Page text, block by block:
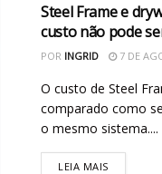
Steel Frame e
custo não pode
POR INGRID 7 DE
O custo de Steel
comparado como
o mesmo sistema....
LEIA MAIS